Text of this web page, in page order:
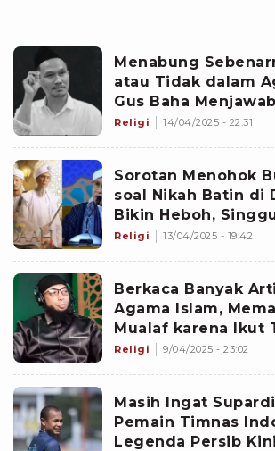
Menabung
atau Tidak dalam
Gus Baha
secara Gamblang
Religi 14/04/2025 - 22:31
Sorotan Menohok
soal Nikah Batin di
Bikin Heboh,
Ajarannya dalam
Religi 13/04/2025 - 19:42
Berkaca Banyak
Agama Islam,
Mualaf karena Ikut
Pendapat Ustaz
Religi 9/04/2025 - 23:02
Masih Ingat
Pemain Timnas
Legenda Persib